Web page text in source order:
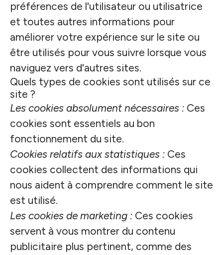
préférences de l'utilisateur ou utilisatrice
et toutes autres informations pour
améliorer votre expérience sur le site ou
être utilisés pour vous suivre lorsque vous
naviguez vers d'autres sites.
Quels types de cookies sont utilisés sur ce
site ?
Les cookies absolument nécessaires : Ces
cookies sont essentiels au bon
fonctionnement du site.
Cookies relatifs aux statistiques : Ces
cookies collectent des informations qui
nous aident à comprendre comment le site
est utilisé.
Les cookies de marketing : Ces cookies
servent à vous montrer du contenu
publicitaire plus pertinent, comme des